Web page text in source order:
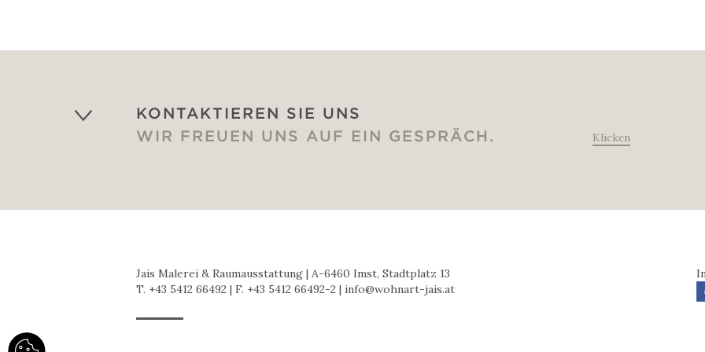
KONTAKTIEREN SIE UNS
WIR FREUEN UNS AUF EIN GESPRÄCH.
Jais Malerei & Raumausstattung | A-6460 Imst, Stadtplatz 13
T. +43 5412 66492 | F. +43 5412 66492-2 |info@wohnart-jais.at